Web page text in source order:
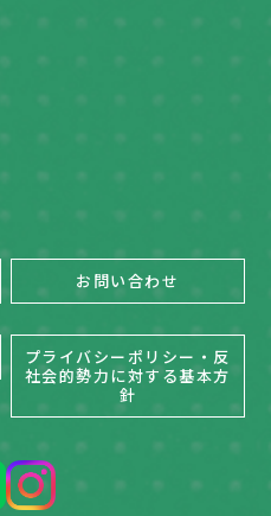
お問い合わせ
プライバシーポリシー・反
社会的勢力に対する基本方
針